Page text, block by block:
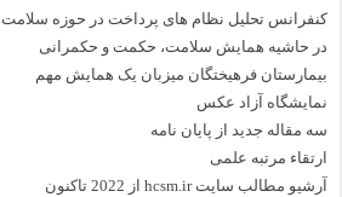
کنفرانس تحلیل نظام های پرداخت در حوزه سلامت
در حاشیه همایش سلامت، حکمت و حکمرانی
بیمارستان فرهیختگان میزبان یک همایش مهم
نمایشگاه آزاد عکس
سه مقاله جدید از پایان نامه
ارتقاء مرتبه علمی
آرشیو مطالب سایت hcsm.ir از 2022 تاکنون